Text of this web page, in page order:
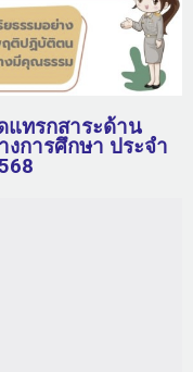
แทรกสาระด้าน
การศึกษา ประจำ